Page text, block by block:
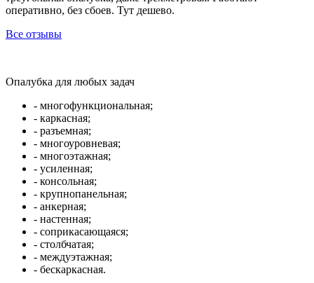
оперативно, без сбоев. Тут дешево.
Все отзывы
Опалубка для любых задач
- многофункциональная;
- каркасная;
- разъемная;
- многоуровневая;
- многоэтажная;
- усиленная;
- консольная;
- крупнопанельная;
- анкерная;
- настенная;
- соприкасающаяся;
- столбчатая;
- междуэтажная;
- бескаркасная.